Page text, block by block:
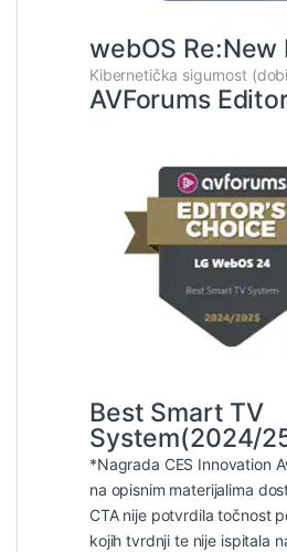
webOS Re:New
Kibernetička sigurnost
AVForums
Best Smart TV
System(2024/
*Nagrada CES Innovation
na opisnim materijalima
CTA nije potvrdila točnost
kojih tvrdnji te nije ispitala